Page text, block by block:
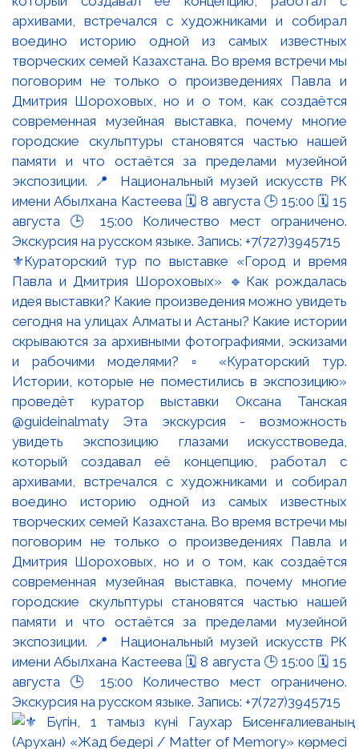
⚜️Кураторский тур по выставке «Город и время
Павла и Дмитрия Шороховых» 🔹Как рождалась
идея выставки? Какие произведения можно увидеть
сегодня на улицах Алматы и Астаны? Какие истории
скрываются за архивными фотографиями, эскизами
и рабочими моделями? ▫️ «Кураторский тур.
Истории, которые не поместились в экспозицию»
проведёт куратор выставки Оксана Танская
@guideinalmaty Эта экскурсия - возможность
увидеть экспозицию глазами искусствоведа,
который создавал её концепцию, работал с
архивами, встречался с художниками и собирал
воедино историю одной из самых известных
творческих семей Казахстана. Во время встречи мы
поговорим не только о произведениях Павла и
Дмитрия Шороховых, но и о том, как создаётся
современная музейная выставка, почему многие
городские скульптуры становятся частью нашей
памяти и что остаётся за пределами музейной
экспозиции. 📍 Национальный музей искусств РК
имени Абылхана Кастеева 🗓 8 августа 🕒 15:00 🗓 15
августа 🕒 15:00 Количество мест ограничено.
Экскурсия на русском языке. Запись: +7(727)3945715